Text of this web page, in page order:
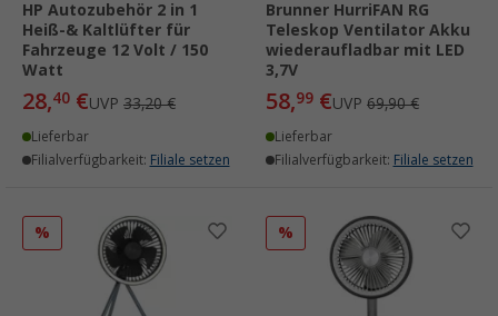
HP Autozubehör 2 in 1
Heiß-& Kaltlüfter für
Fahrzeuge 12 Volt / 150
Watt
28,40 €UVP 33,20 €
Lieferbar
Filialverfügbarkeit: Filiale setzen
Brunner HurriFAN RG
Teleskop Ventilator Akku
wiederaufladbar mit LED
3,7V
58,99 €UVP 69,90 €
Lieferbar
Filialverfügbarkeit: Filiale setzen
% %